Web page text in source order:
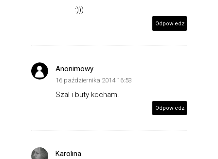
:)))
Odpowiedz
Anonimowy
16 października 2014 16:53
Szal i buty kocham!
Odpowiedz
Karolina